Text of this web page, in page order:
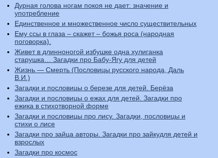
Дурная голова ногам покоя не дает: значение и
употребление
Единственное и множественное число существительных
Ему ссы в глаза – скажет – божья роса (народная
поговорка).
Живет в длинноногой избушке одна хулиганка
старушка… Загадки про Бабу-Ягу для детей
Жизнь — Смерть (Пословицы русского народа, Даль
В.И.)
Загадки и пословицы о березе для детей. Берёза
Загадки и пословицы о ежах для детей. Загадки про
ежика в стихотворной форме
Загадки и пословицы про лису. Загадки, пословицы и
стихи о лисе
Загадки про зайца авторы. Загадки про зайкудля детей и
взрослых
Загадки про космос